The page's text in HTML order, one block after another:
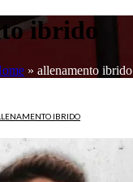
ibrido
» allenamento ibrido
IBRIDO